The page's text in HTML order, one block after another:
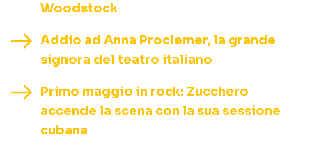
Woodstock
Addio ad Anna Proclemer, la grande
signora del teatro italiano
Primo maggio in rock: Zucchero
accende la scena con la sua sessione
cubana